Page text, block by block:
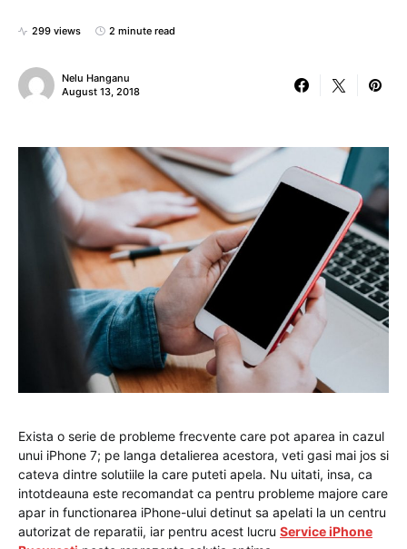
299 views 2 minute read
Nelu Hanganu
August 13, 2018
Exista o serie de probleme frecvente care pot aparea in cazul
unui iPhone 7; pe langa detalierea acestora, veti gasi mai jos si
cateva dintre solutiile la care puteti apela. Nu uitati, insa, ca
intotdeauna este recomandat ca pentru probleme majore care
apar in functionarea iPhone-ului detinut sa apelati la un centru
autorizat de reparatii, iar pentru acest lucru Service iPhone